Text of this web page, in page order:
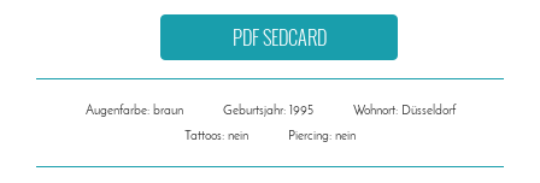
PDF SEDCARD
Augenfarbe: braun Geburtsjahr: 1995
Wohnort: Düsseldorf
Tattoos: nein
Piercing: nein